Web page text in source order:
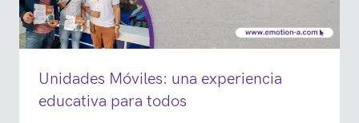
Unidades Móviles: una experiencia
educativa para todos